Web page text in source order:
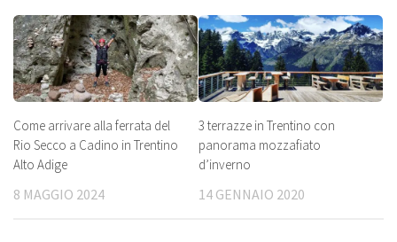
Come arrivare alla ferrata del
Rio Secco a Cadino in Trentino
Alto Adige
8 MAGGIO 2024
3 terrazze in Trentino con
panorama mozzafiato
d’inverno
14 GENNAIO 2020